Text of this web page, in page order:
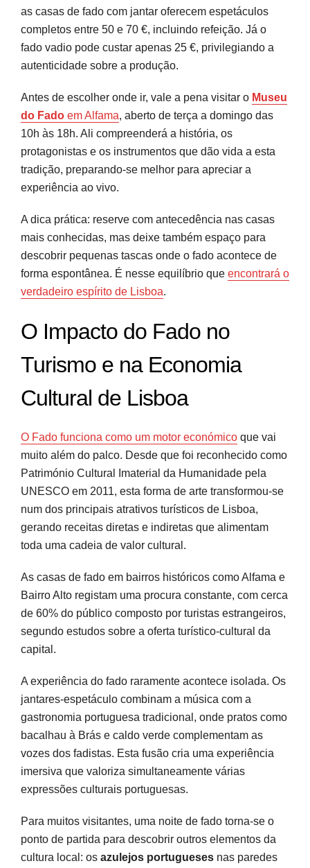
as casas de fado com jantar oferecem espetáculos
completos entre 50 e 70 €, incluindo refeição. Já o
fado vadio pode custar apenas 25 €, privilegiando a
autenticidade sobre a produção.
Antes de escolher onde ir, vale a pena visitar o Museu
do Fado em Alfama, aberto de terça a domingo das
10h às 18h. Ali compreenderá a história, os
protagonistas e os instrumentos que dão vida a esta
tradição, preparando-se melhor para apreciar a
experiência ao vivo.
A dica prática: reserve com antecedência nas casas
mais conhecidas, mas deixe também espaço para
descobrir pequenas tascas onde o fado acontece de
forma espontânea. É nesse equilíbrio que encontrará o
verdadeiro espírito de Lisboa.
O Impacto do Fado no
Turismo e na Economia
Cultural de Lisboa
O Fado funciona como um motor económico que vai
muito além do palco. Desde que foi reconhecido como
Património Cultural Imaterial da Humanidade pela
UNESCO em 2011, esta forma de arte transformou-se
num dos principais atrativos turísticos de Lisboa,
gerando receitas diretas e indiretas que alimentam
toda uma cadeia de valor cultural.
As casas de fado em bairros históricos como Alfama e
Bairro Alto registam uma procura constante, com cerca
de 60% do público composto por turistas estrangeiros,
segundo estudos sobre a oferta turístico-cultural da
capital.
A experiência do fado raramente acontece isolada. Os
jantares-espetáculo combinam a música com a
gastronomia portuguesa tradicional, onde pratos como
bacalhau à Brás e caldo verde complementam as
vozes dos fadistas. Esta fusão cria uma experiência
imersiva que valoriza simultaneamente várias
expressões culturais portuguesas.
Para muitos visitantes, uma noite de fado torna-se o
ponto de partida para descobrir outros elementos da
cultura local: os azulejos portugueses nas paredes